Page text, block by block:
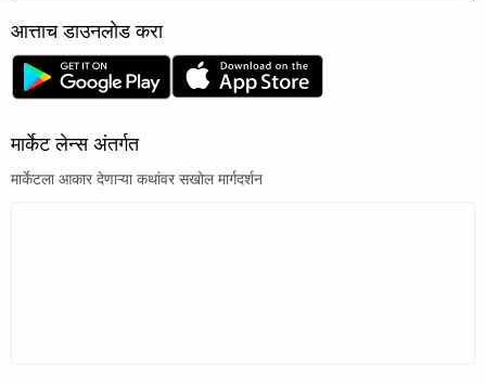
आत्ताच डाउनलोड करा
मार्केट लेन्स अंतर्गत
मार्केटला आकार देणाऱ्या कथांवर सखोल मार्गदर्शन